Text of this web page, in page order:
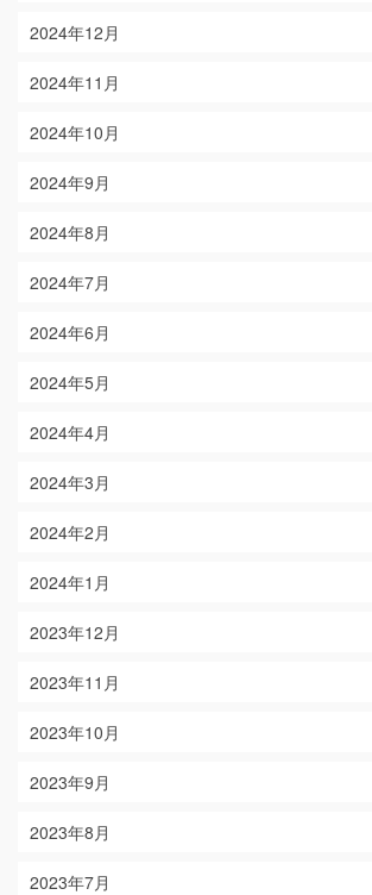
2024年12月
2024年11月
2024年10月
2024年9月
2024年8月
2024年7月
2024年6月
2024年5月
2024年4月
2024年3月
2024年2月
2024年1月
2023年12月
2023年11月
2023年10月
2023年9月
2023年8月
2023年7月